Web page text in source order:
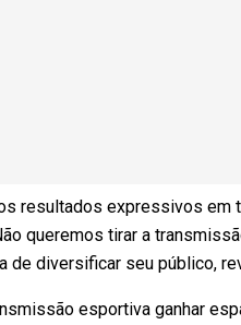
resultados expressivos em
queremos tirar a
de diversificar seu público,
esportiva ganhar